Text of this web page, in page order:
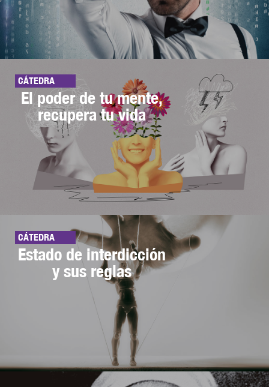
CÁTEDRA
El poder de tu mente,
recupera tu vida
CÁTEDRA
Estado de interdicción
y sus reglas